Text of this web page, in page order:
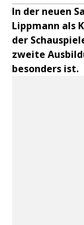
In der neuen
Lippmann als
der
zweite
besonders ist.